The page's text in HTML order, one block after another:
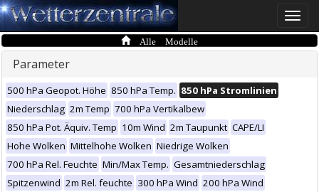
Toggle
Alle Modelle
Parameter
500 hPa Geopot. Höhe 850 hPa Temp. 850 hPa Stromlinien
Niederschlag 2m Temp 700 hPa Vertikalbew
850 hPa Pot. Äquiv. Temp 10m Wind 2m Taupunkt CAPE/LI
Hohe Wolken Mittelhohe Wolken Niedrige Wolken
700 hPa Rel. Feuchte Min/Max Temp. Gesamtniederschlag
Spitzenwind 2m Rel. feuchte 300 hPa Wind 200 hPa Wind